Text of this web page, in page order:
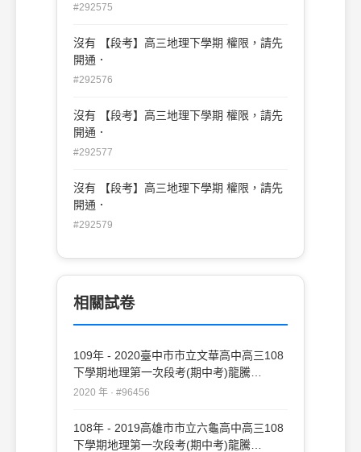
#292575
沒有 【段考】高三地理下學期 權限，請先
開通．
#292576
沒有 【段考】高三地理下學期 權限，請先
開通．
#292577
沒有 【段考】高三地理下學期 權限，請先
開通．
#292579
相關試卷
109年 - 2020臺中市市立文華高中高三108
下學期地理第一次段考(期中考)龍騰
#96456
2020 年 · #96456
108年 - 2019高雄市市立六龜高中高三108
下學期地理第一次段考(期中考)龍騰